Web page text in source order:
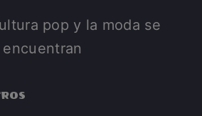
pop y la moda se
encuentran